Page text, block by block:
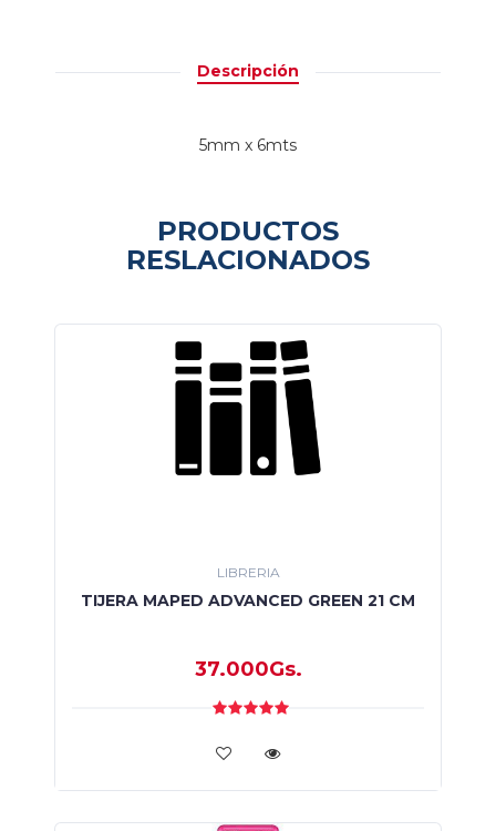
Descripción
5mm x 6mts
PRODUCTOS
RESLACIONADOS
LIBRERIA
TIJERA MAPED ADVANCED GREEN 21 CM
37.000Gs.